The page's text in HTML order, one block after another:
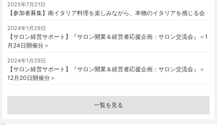
2025年7月21日
【参加者募集】南イタリア料理を楽しみながら、本物のイタリアを感じる会
2024年1月29日
【サロン経営サポート】『サロン開業＆経営者応援企画：サロン交流会』＜1
月24日開催分＞
2024年1月29日
【サロン経営サポート】『サロン開業＆経営者応援企画：サロン交流会』＜
12月20日開催分＞
一覧を見る